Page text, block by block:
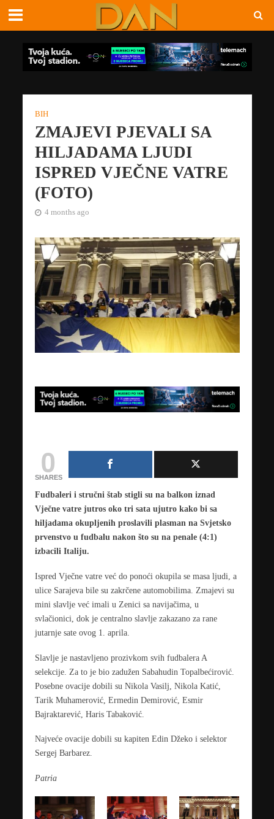
BIH
ZMAJEVI PJEVALI SA
HILJADAMA LJUDI
ISPRED VJEČNE VATRE
(FOTO)
4 months ago
0
SHARES
Fudbaleri i stručni štab stigli su na balkon iznad
Vječne vatre jutros oko tri sata ujutro kako bi sa
hiljadama okupljenih proslavili plasman na Svjetsko
prvenstvo u fudbalu nakon što su na penale (4:1)
izbacili Italiju.
Ispred Vječne vatre već do ponoći okupila se masa ljudi, a
ulice Sarajeva bile su zakrčene automobilima. Zmajevi su
mini slavlje već imali u Zenici sa navijačima, u
svlačionici, dok je centralno slavlje zakazano za rane
jutarnje sate ovog 1. aprila.
Slavlje je nastavljeno prozivkom svih fudbalera A
selekcije. Za to je bio zadužen Sabahudin Topalbećirović.
Posebne ovacije dobili su Nikola Vasilj, Nikola Katić,
Tarik Muhamerović, Ermedin Demirović, Esmir
Bajraktarević, Haris Tabaković.
Najveće ovacije dobili su kapiten Edin Džeko i selektor
Sergej Barbarez.
Patria